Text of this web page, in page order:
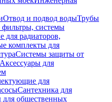
Отвод и подвод водыТрубы
системы
радиаторов,
комплекты для
Системы защиты от
Аксессуары для
для
Сантехника для
для общественных